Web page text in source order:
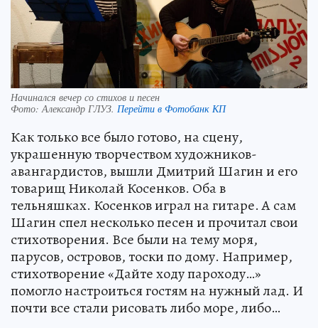
Начинался вечер со стихов и песен
Фото:Александр ГЛУЗ. Перейти в Фотобанк КП
Как только все было готово, на сцену,
украшенную творчеством художников-
авангардистов, вышли Дмитрий Шагин и его
товарищ Николай Косенков. Оба в
тельняшках. Косенков играл на гитаре. А сам
Шагин спел несколько песен и прочитал свои
стихотворения. Все были на тему моря,
парусов, островов, тоски по дому. Например,
стихотворение «Дайте ходу пароходу…»
помогло настроиться гостям на нужный лад. И
почти все стали рисовать либо море, либо…